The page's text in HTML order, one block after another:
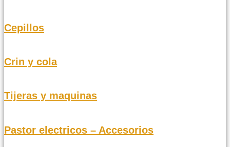
Cepillos
Crin y cola
Tijeras y maquinas
Pastor electricos – Accesorios